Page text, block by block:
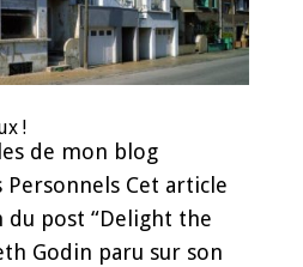
!
de mon blog
Cet article
du post “Delight the
Godin paru sur son